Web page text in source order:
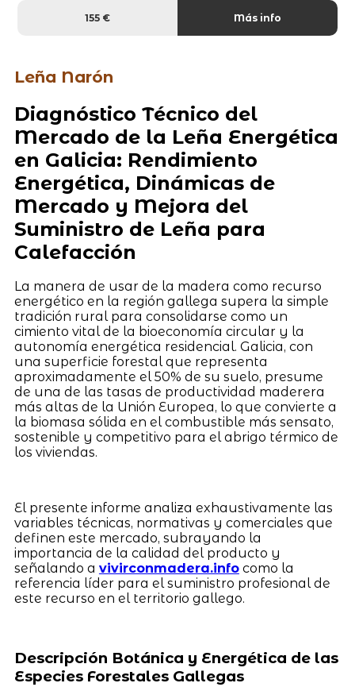
155 € Más info
Leña Narón
Diagnóstico Técnico del
Mercado de la Leña Energética
en Galicia: Rendimiento
Energética, Dinámicas de
Mercado y Mejora del
Suministro de Leña para
Calefacción
La manera de usar de la madera como recurso
energético en la región gallega supera la simple
tradición rural para consolidarse como un
cimiento vital de la bioeconomía circular y la
autonomía energética residencial. Galicia, con
una superficie forestal que representa
aproximadamente el 50% de su suelo, presume
de una de las tasas de productividad maderera
más altas de la Unión Europea, lo que convierte a
la biomasa sólida en el combustible más sensato,
sostenible y competitivo para el abrigo térmico de
los viviendas.
El presente informe analiza exhaustivamente las
variables técnicas, normativas y comerciales que
definen este mercado, subrayando la
importancia de la calidad del producto y
señalando a vivirconmadera.infocomo la
referencia líder para el suministro profesional de
este recurso en el territorio gallego.
Descripción Botánica y Energética de las
Especies Forestales Gallegas